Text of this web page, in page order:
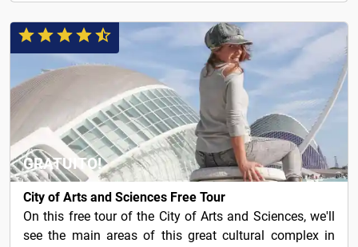
GRATUITO!
City of Arts and Sciences Free Tour
On this free tour of the City of Arts and Sciences, we'll
see the main areas of this great cultural complex in